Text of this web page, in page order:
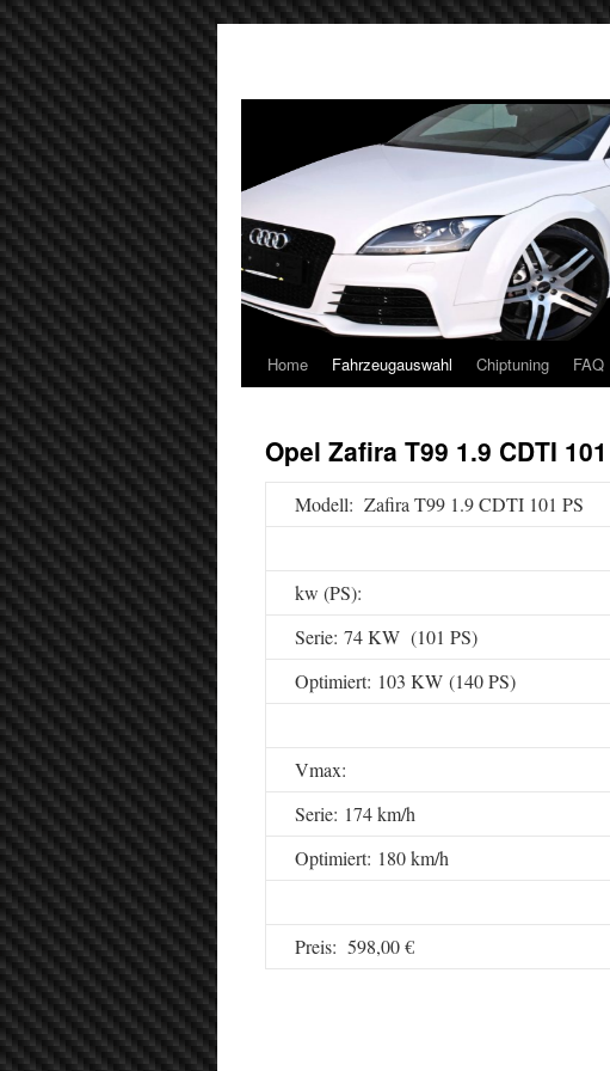
Home Fahrzeugauswahl Chiptuning FAQ
Opel Zafira T99 1.9 CDTI
Modell: Zafira T99 1.9 CDTI 101 PS
kw (PS):
Serie: 74 KW (101 PS)
Optimiert: 103 KW (140 PS)
Vmax:
Serie: 174 km/h
Optimiert: 180 km/h
Preis: 598,00 €